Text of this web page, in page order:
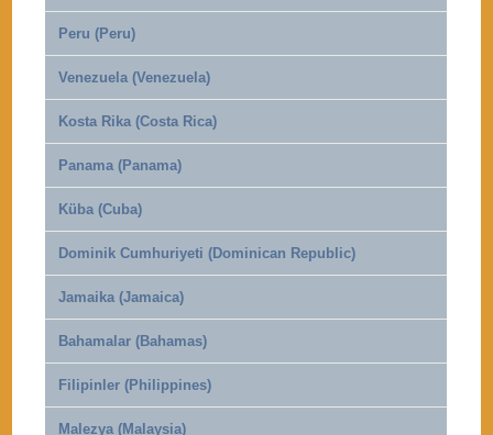
Peru (Peru)
Venezuela (Venezuela)
Kosta Rika (Costa Rica)
Panama (Panama)
Küba (Cuba)
Dominik Cumhuriyeti (Dominican Republic)
Jamaika (Jamaica)
Bahamalar (Bahamas)
Filipinler (Philippines)
Malezya (Malaysia)